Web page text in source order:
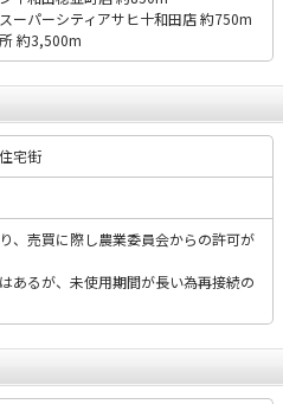
ーパーシティアサヒ十和田店 約750m
約3,500m
宅街
、売買に際し農業委員会からの許可が
あるが、未使用期間が長い為再接続の